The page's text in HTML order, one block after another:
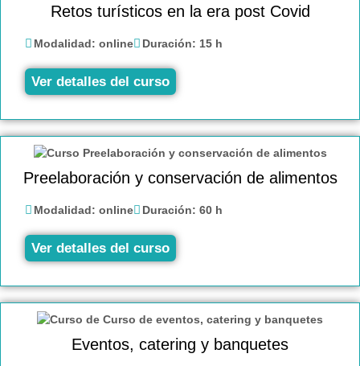
Retos turísticos en la era post Covid
Modalidad: online Duración: 15 h
Ver detalles del curso
Preelaboración y conservación de alimentos
Modalidad: online Duración: 60 h
Ver detalles del curso
Eventos, catering y banquetes